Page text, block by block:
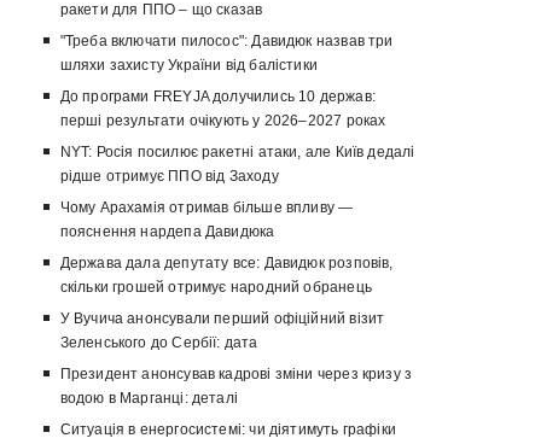
ракети для ППО – що сказав
"Треба включати пилосос": Давидюк назвав три
шляхи захисту України від балістики
До програми FREYJA долучились 10 держав:
перші результати очікують у 2026–2027 роках
NYT: Росія посилює ракетні атаки, але Київ дедалі
рідше отримує ППО від Заходу
Чому Арахамія отримав більше впливу —
пояснення нардепа Давидюка
Держава дала депутату все: Давидюк розповів,
скільки грошей отримує народний обранець
У Вучича анонсували перший офіційний візит
Зеленського до Сербії: дата
Президент анонсував кадрові зміни через кризу з
водою в Марганці: деталі
Ситуація в енергосистемі: чи діятимуть графіки